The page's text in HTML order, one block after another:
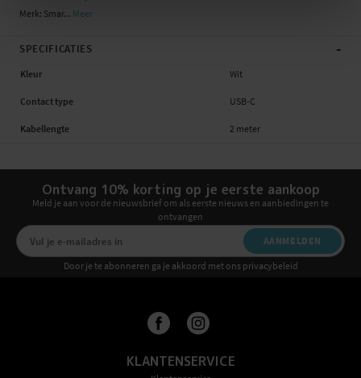
Merk: Smar... Meer
SPECIFICATIES -
Kleur Wit
Contact type USB-C
Kabellengte 2 meter
Ontvang 10% korting op je eerste aankoop
Meld je aan voor de nieuwsbrief om als eerste nieuws en aanbiedingen te
ontvangen
AANMELDEN
Door je te abonneren ga je akkoord met ons privacybeleid
KLANTENSERVICE